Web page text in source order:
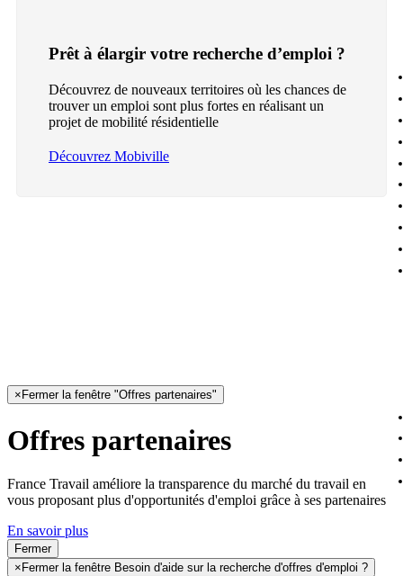
Prêt à élargir votre recherche d’emploi ?
Découvrez de nouveaux territoires où les chances de
trouver un emploi sont plus fortes en réalisant un
projet de mobilité résidentielle
Découvrez Mobiville
× Fermer la fenêtre "Offres partenaires"
Offres partenaires
France Travail améliore la transparence du marché du travail en
vous proposant plus d'opportunités d'emploi grâce à ses partenaires
En savoir plus
Fermer
× Fermer la fenêtre Besoin d'aide sur la recherche d'offres d'emploi ?